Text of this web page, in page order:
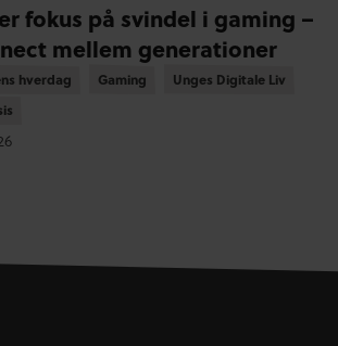
fokus på svindel i gaming –
mellem generationer
hverdag
hverdag Gaming
Gaming Unges Digitale Liv
Unges Digitale Liv